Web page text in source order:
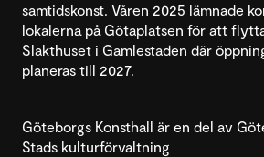
samtidskonst. Våren 2025 lämnade
lokalerna på Götaplatsen för att
Slakthuset i Gamlestaden där
planeras till 2027.
Göteborgs Konsthall är en del av
Stads kulturförvaltning